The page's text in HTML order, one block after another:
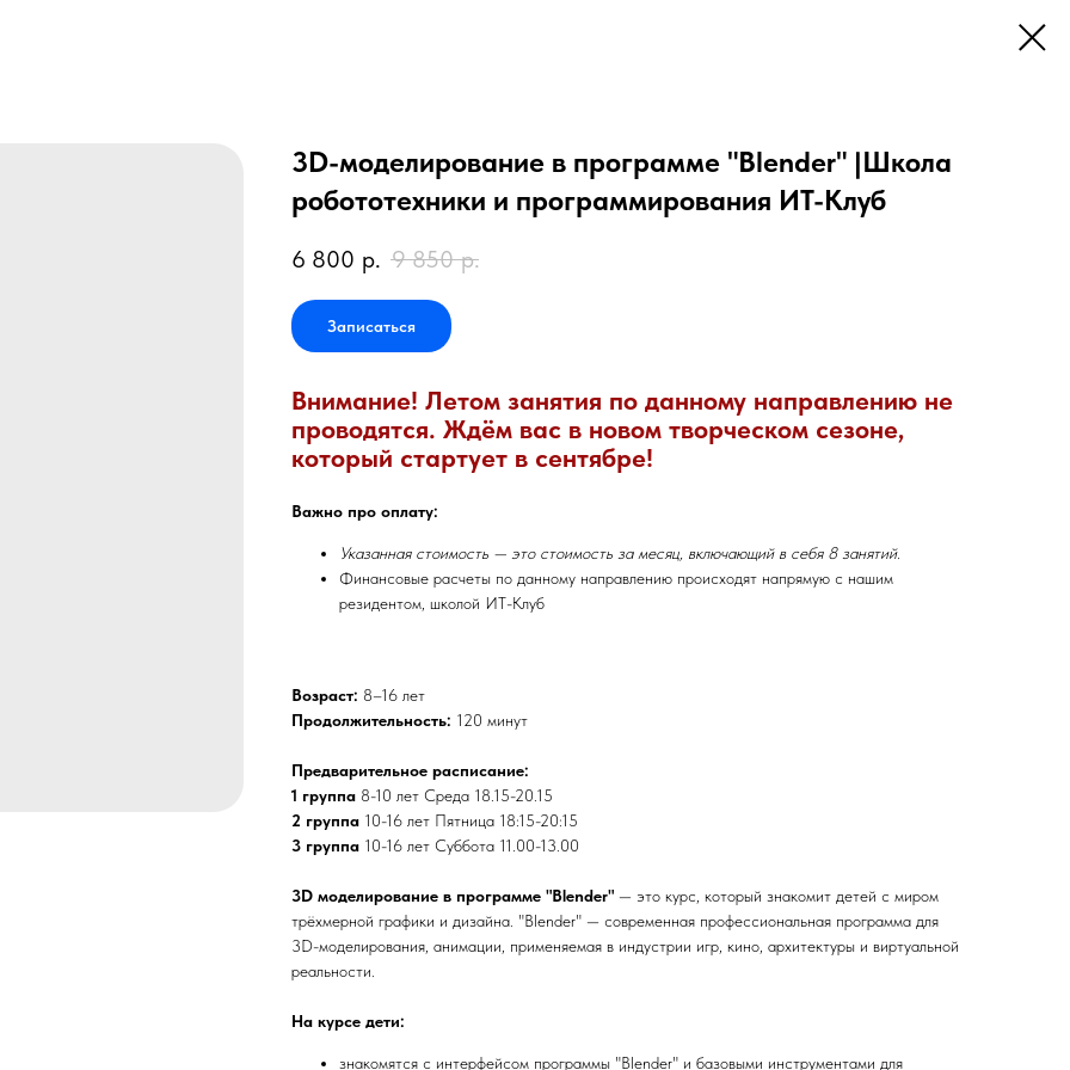
3D-моделирование в программе "Blender" |Школа
робототехники и программирования ИТ-Клуб
6 800 р. 9 850 р.
Записаться
Внимание! Летом занятия по данному направлению не
проводятся. Ждём вас в новом творческом сезоне,
который стартует в сентябре!
Важно про оплату:
Указанная стоимость — это стоимость за месяц, включающий в себя 8 занятий.
Финансовые расчеты по данному направлению происходят напрямую с нашим
резидентом, школой ИТ-Клуб
Возраст: 8–16 лет
Продолжительность: 120 минут
Предварительное расписание:
1 группа 8-10 лет Среда 18.15-20.15
2 группа 10-16 лет Пятница 18:15-20:15
3 группа 10-16 лет Суббота 11.00-13.00
3D моделирование в программе "Blender" — это курс, который знакомит детей с миром
трёхмерной графики и дизайна. "Blender" — современная профессиональная программа для
3D-моделирования, анимации, применяемая в индустрии игр, кино, архитектуры и виртуальной
реальности.
На курсе дети:
знакомятся с интерфейсом программы "Blender" и базовыми инструментами для